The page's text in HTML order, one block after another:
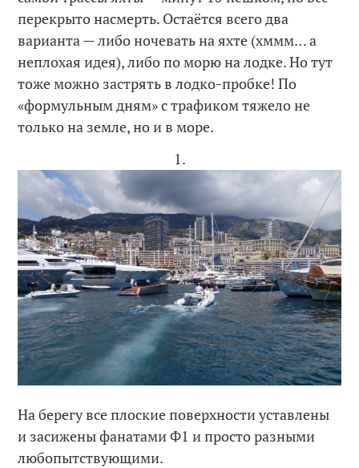
перекрыто насмерть. Остаётся всего два
варианта — либо ночевать на яхте (хммм… а
неплохая идея), либо по морю на лодке. Но тут
тоже можно застрять в лодко-пробке! По
«формульным дням» с трафиком тяжело не
только на земле, но и в море.
1.
На берегу все плоские поверхности уставлены
и засижены фанатами Ф1 и просто разными
любопытствующими.